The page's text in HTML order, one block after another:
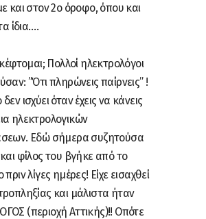
και στον 2ο όροφο, όπου και
ίδια….
Πολλοί ηλεκτρολόγοι
”Ότι πληρώνεις παίρνεις” !
ισχύει όταν έχεις να κάνεις
ηλεκτρολογικών
Εδώ σήμερα συζητούσα
φίλος του βγήκε από το
λίγες ημέρες! Είχε εισαχθεί
και μάλιστα ήταν
(περιοχή Αττικής)!! Οπότε